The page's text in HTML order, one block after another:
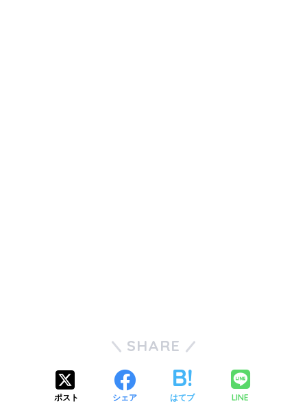
SHARE
ポスト シェア はてブ LINE